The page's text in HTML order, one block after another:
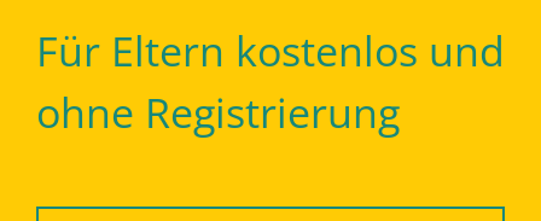
Für Eltern kostenlos und
ohne Registrierung